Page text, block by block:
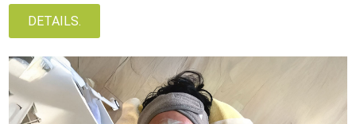
DETAILS.